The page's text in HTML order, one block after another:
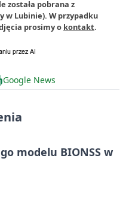
została pobrana z
w Lubinie). W przypadku
prosimy o kontakt.
Google News
modelu BIONSS w